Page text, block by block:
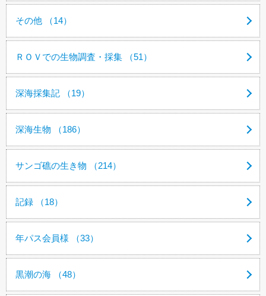
その他 （14）
ＲＯＶでの生物調査・採集 （51）
深海採集記 （19）
深海生物 （186）
サンゴ礁の生き物 （214）
記録 （18）
年パス会員様 （33）
黒潮の海 （48）